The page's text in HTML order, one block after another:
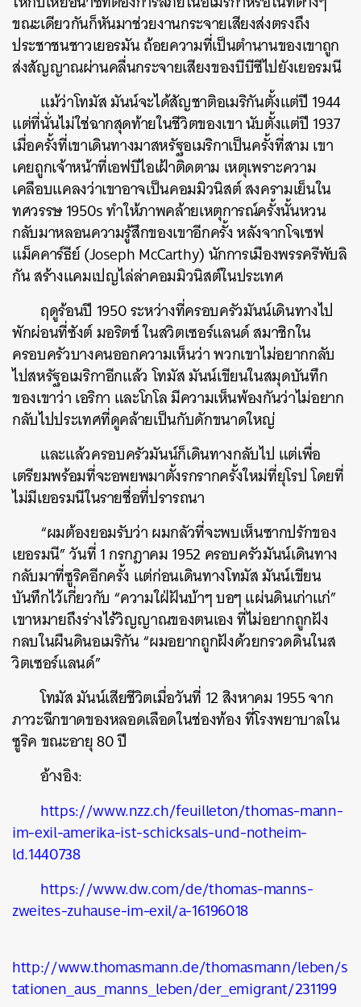
ขณะเดียวกันก็หันมาช่วยงานกระจายเสียงส่งตรงถึง
ประชาชนชาวเยอรมัน ถ้อยความที่เป็นตำนานของเขาถูก
ส่งสัญญาณผ่านคลื่นกระจายเสียงของบีบีซีไปยังเยอรมนี
แม้ว่าโทมัส มันน์จะได้สัญชาติอเมริกันตั้งแต่ปี 1944
แต่ที่นั่นไม่ใช่ฉากสุดท้ายในชีวิตของเขา นับตั้งแต่ปี 1937
เมื่อครั้งที่เขาเดินทางมาสหรัฐอเมริกาเป็นครั้งที่สาม เขา
เคยถูกเจ้าหน้าที่เอฟบีไอเฝ้าติดตาม เหตุเพราะความ
เคลือบแคลงว่าเขาอาจเป็นคอมมิวนิสต์ สงครามเย็นใน
ทศวรรษ 1950s ทำให้ภาพคล้ายเหตุการณ์ครั้งนั้นหวน
กลับมาหลอนความรู้สึกของเขาอีกครั้ง หลังจากโจเซฟ
แม็คคาร์ธีย์ (Joseph McCarthy) นักการเมืองพรรครีพับลิ
กัน สร้างแคมเปญไล่ล่าคอมมิวนิสต์ในประเทศ
ฤดูร้อนปี 1950 ระหว่างที่ครอบครัวมันน์เดินทางไป
พักผ่อนที่ซังต์ มอริตซ์ ในสวิตเซอร์แลนด์ สมาชิกใน
ครอบครัวบางคนออกความเห็นว่า พวกเขาไม่อยากกลับ
ไปสหรัฐอเมริกาอีกแล้ว โทมัส มันน์เขียนในสมุดบันทึก
ของเขาว่า เอริกา และโกโล มีความเห็นพ้องกันว่าไม่อยาก
กลับไปประเทศที่ดูคล้ายเป็นกับดักขนาดใหญ่
และแล้วครอบครัวมันน์ก็เดินทางกลับไป แต่เพื่อ
เตรียมพร้อมที่จะอพยพมาตั้งรกรากครั้งใหม่ที่ยุโรป โดยที่
ไม่มีเยอรมนีในรายชื่อที่ปรารถนา
“ผมต้องยอมรับว่า ผมกลัวที่จะพบเห็นซากปรักของ
เยอรมนี” วันที่ 1 กรกฎาคม 1952 ครอบครัวมันน์เดินทาง
กลับมาที่ซูริคอีกครั้ง แต่ก่อนเดินทางโทมัส มันน์เขียน
บันทึกไว้เกี่ยวกับ “ความใฝ่ฝันบ้าๆ บอๆ แผ่นดินเก่าแก่”
เขาหมายถึงร่างไร้วิญญาณของตนเอง ที่ไม่อยากถูกฝัง
กลบในผืนดินอเมริกัน “ผมอยากถูกฝังด้วยกรวดดินในส
วิตเซอร์แลนด์”
โทมัส มันน์เสียชีวิตเมื่อวันที่ 12 สิงหาคม 1955 จาก
ภาวะฉีกขาดของหลอดเลือดในช่องท้อง ที่โรงพยาบาลใน
ซูริค ขณะอายุ 80 ปี
อ้างอิง:
https://www.nzz.ch/feuilleton/thomas-mann-
im-exil-amerika-ist-schicksals-und-notheim-
ld.1440738
https://www.dw.com/de/thomas-manns-
zweites-zuhause-im-exil/a-16196018
http://www.thomasmann.de/thomasmann/leben/s
tationen_aus_manns_leben/der_emigrant/231199
ค้นหา
SHARE TWEET LINE EMAIL